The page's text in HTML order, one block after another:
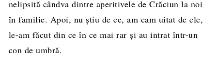
nelipsită cândva dintre aperitivele de Crăciun la noi
în familie. Apoi, nu ştiu de ce, am cam uitat de ele,
le-am făcut din ce în ce mai rar şi au intrat într-un
con de umbră.